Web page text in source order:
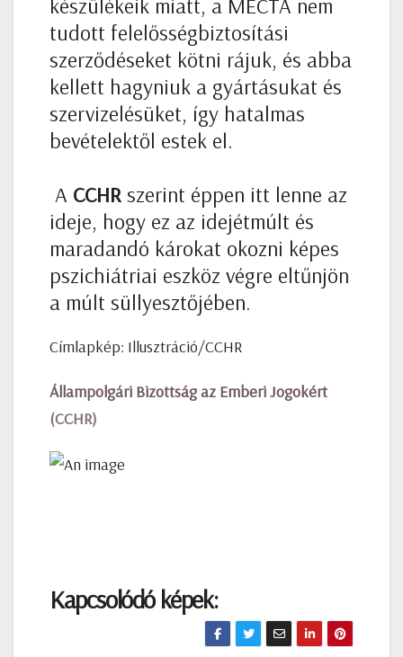
tudott felelősségbiztosítási
szerződéseket kötni rájuk, és abba
kellett hagyniuk a gyártásukat és
szervizelésüket, így hatalmas
bevételektől estek el.
A CCHR szerint éppen itt lenne az
ideje, hogy ez az idejétmúlt és
maradandó károkat okozni képes
pszichiátriai eszköz végre eltűnjön
a múlt süllyesztőjében.
Címlapkép: Illusztráció/CCHR
Állampolgári Bizottság az Emberi Jogokért
(CCHR)
Kapcsolódó képek: